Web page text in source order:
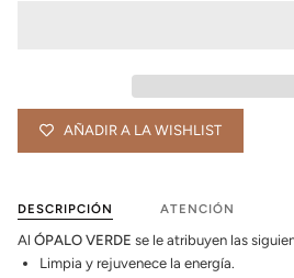
AÑADIR A LA WISHLIST
DESCRIPCIÓN ATENCIÓN
Al ÓPALO VERDE se le atribuyen las
Limpia y rejuvenece la energía.